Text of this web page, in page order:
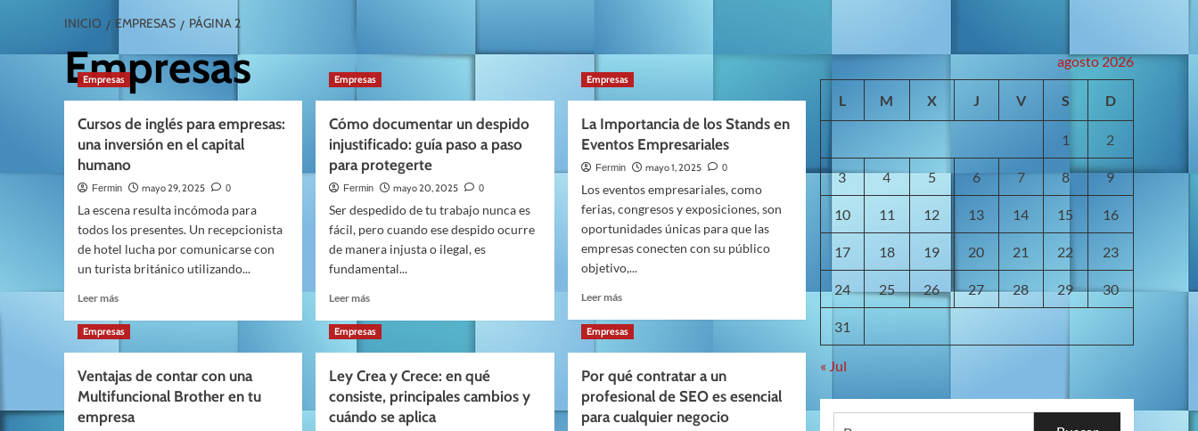
INICIO EMPRESAS PÁGINA 2
Empresas
Empresas
Cursos de inglés para empresas:
una inversión en el capital
humano
Fermin mayo 29, 2025 0
La escena resulta incómoda para
todos los presentes. Un recepcionista
de hotel lucha por comunicarse con
un turista británico utilizando...
Leer másLeer
sobre
inglés
para
empresas:
Empresas
Cómo documentar un despido
injustificado: guía paso a paso
para protegerte
Fermin mayo 20, 2025 0
Ser despedido de tu trabajo nunca es
fácil, pero cuando ese despido ocurre
de manera injusta o ilegal, es
fundamental...
Leer másLeer
sobre
un
despido
injustificado:
Empresas
La Importancia de los Stands en
Eventos Empresariales
Fermin mayo 1, 2025 0
Los eventos empresariales, como
ferias, congresos y exposiciones, son
oportunidades únicas para que las
empresas conecten con su público
objetivo,...
Leer másLeer
sobre
de
los
Stands
Empresas
Ventajas de contar con una
Multifuncional Brother en tu
empresa
Empresas
Ley Crea y Crece: en qué
consiste, principales cambios y
cuándo se aplica
Empresas
Por qué contratar a un
profesional de SEO es esencial
para cualquier negocio
agosto 2026
L M X J V S D
1 2
3 4 5 6 7 8 9
10 11 12 13 14 15 16
17 18 19 20 21 22 23
24 25 26 27 28 29 30
31
« Jul